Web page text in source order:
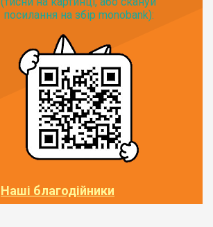
посилання на збір monobank):
Наші благодійники